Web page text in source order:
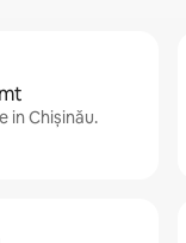
in Chișinău.